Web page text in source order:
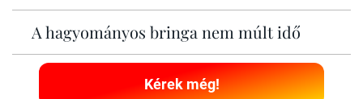
A hagyományos bringa nem múlt idő
Kérek még!